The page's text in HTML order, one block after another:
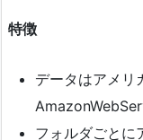
特徴
データはアメリ
フォルダごとに